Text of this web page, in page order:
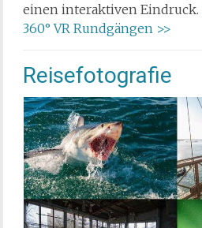
einen interaktiven Eindruck.
360° VR Rundgängen >>
Reisefotografie